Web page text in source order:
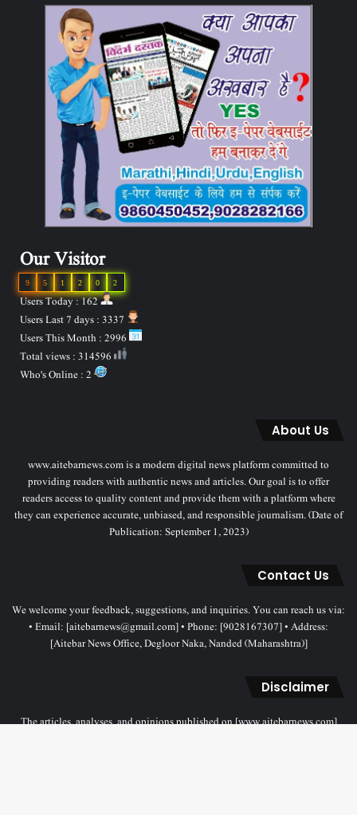
Our Visitor
2
0
2
1
5
9
Users Today : 162
About Us
www.aitebarnews.com is a modern digital news platform committed to
providing readers with authentic news and articles. Our goal is to offer
readers access to quality content and provide them with a platform where
they can experience accurate, unbiased, and responsible journalism. (Date of
Publication: September 1, 2023)
Contact Us
We welcome your feedback, suggestions, and inquiries. You can reach us via:
• Email: [aitebarnews@gmail.com] • Phone: [9028167307] • Address:
[Aitebar News Office, Degloor Naka, Nanded (Maharashtra)]
Disclaimer
The articles, analyses, and opinions published on [www.aitebarnews.com]